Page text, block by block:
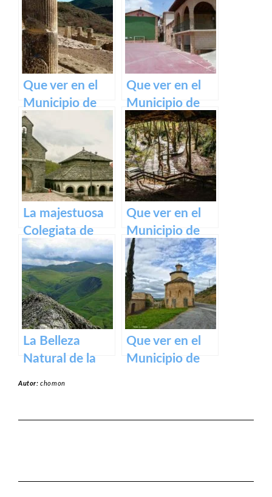
belleza de este
pueblo.
Que ver en el
Municipio de
Eslava
(Navarra) en
Navarra
Que ver en el
Municipio de
Armañanzas en
Navarra
La majestuosa
Colegiata de
Roncesvalles:
un tesoro
medieval en los
Pirineos
Que ver en el
Municipio de
Zugarramurdi
en Navarra
La Belleza
Natural de la
Que ver en el
Municipio de
Autor:chomon